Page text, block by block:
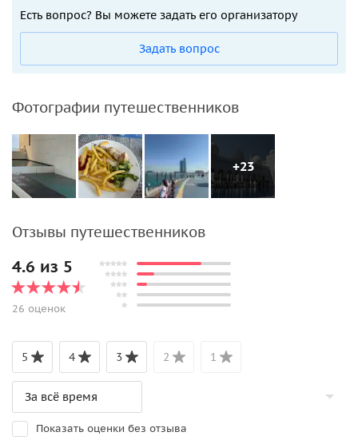
Есть вопрос? Вы можете задать его организатору
Задать вопрос
Фотографии путешественников
+23
Отзывы путешественников
4.6 из 5
26 оценок
5 4 3 2 1
Показать оценки без отзыва